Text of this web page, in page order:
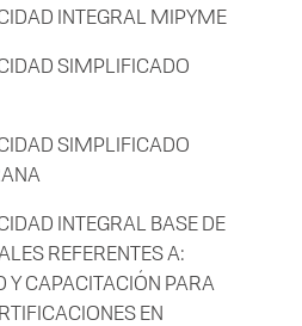
INTEGRAL MIPYME
SIMPLIFICADO
SIMPLIFICADO
INTEGRAL BASE DE
REFERENTES A:
Y CAPACITACIÓN PARA
EN